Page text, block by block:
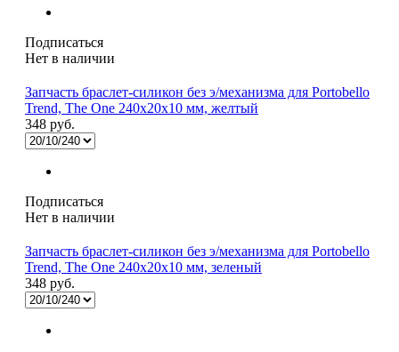
Подписаться
Нет в наличии
Запчасть браслет-силикон без э/механизма для Portobello
Trend, The One 240x20x10 мм, желтый
348 руб.
Подписаться
Нет в наличии
Запчасть браслет-силикон без э/механизма для Portobello
Trend, The One 240x20x10 мм, зеленый
348 руб.